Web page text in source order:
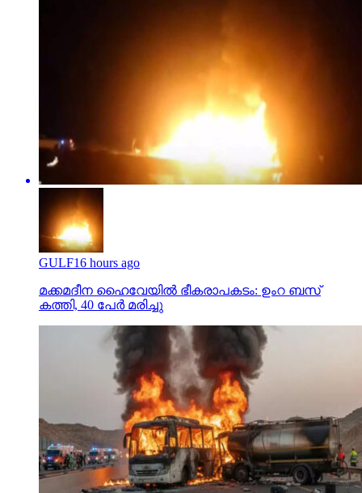
GULF16 hours ago
മക്കമദീന ഹൈവേയില്‍ ഭീകരാപകടം: ഉംറ ബസ്
കത്തി, 40 പേര്‍ മരിച്ചു